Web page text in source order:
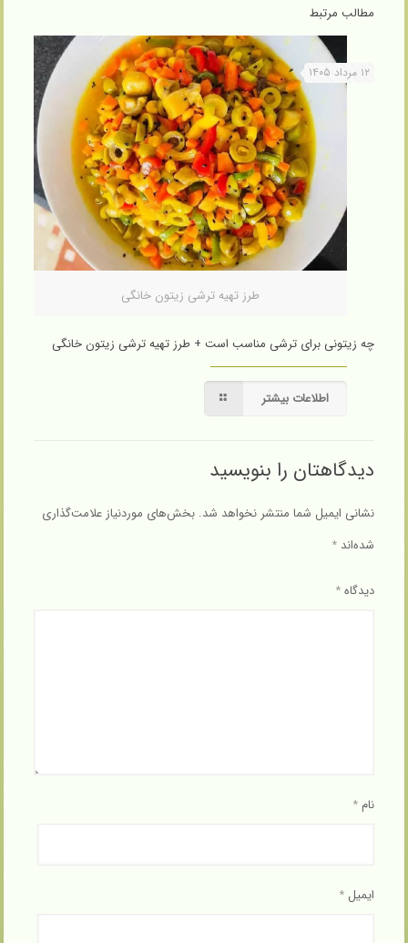
مطالب مرتبط
طرز تهیه ترشی زیتون خانگی
۱۲ مرداد ۱۴۰۵
چه زیتونی برای ترشی مناسب است + طرز تهیه ترشی زیتون خانگی
اطلاعات بیشتر
دیدگاهتان را بنویسید
نشانی ایمیل شما منتشر نخواهد شد. بخش‌های موردنیاز علامت‌گذاری
شده‌اند*
دیدگاه*
نام*
ایمیل*